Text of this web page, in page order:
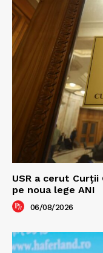
USR a cerut
pe noua lege ANI
06/08/2026